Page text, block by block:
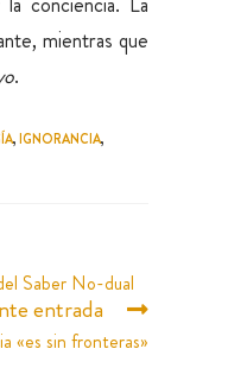
mientras que
.
, IGNORANCIA,
Saber No-dual
entrada
«es sin fronteras»